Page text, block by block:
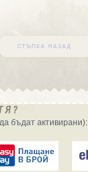
стъпка назад
бъдат активирани):